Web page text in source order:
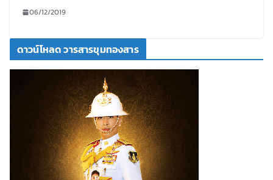
06/12/2019
ดาวน์โหลด วารสารขุมทองสาร